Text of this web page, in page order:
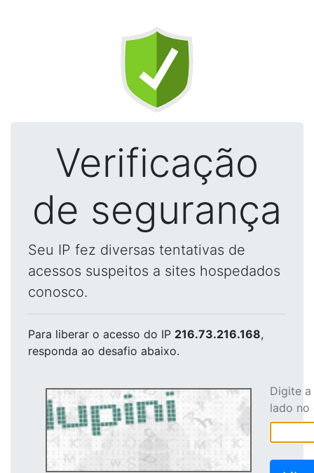
Verificação
de segurança
Seu IP fez diversas tentativas de
acessos suspeitos a sites hospedados
conosco.
Para liberar o acesso do IP 216.73.216.168,
responda ao desafio abaixo.
Digite
lado no